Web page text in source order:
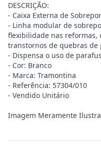
DESCRIÇÃO:
- Caixa Externa de
- Linha modular de
flexibilidade nas reformas,
transtornos de quebras de
- Dispensa o uso de
- Cor: Branco
- Marca: Tramontina
- Referência: 57304/010
- Vendido Unitário
Imagem Meramente